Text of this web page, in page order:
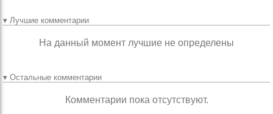
▾ Лучшие комментарии
На данный момент лучшие не определены
▾ Остальные комментарии
Комментарии пока отсутствуют.